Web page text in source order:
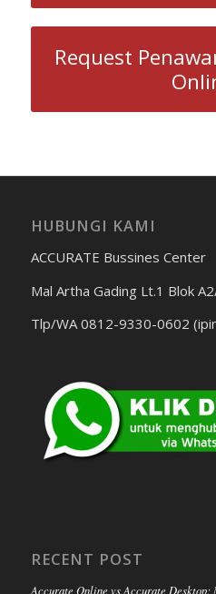
Request
HUBUNGI KAMI
ACCURATE Bussines Center
Mal Artha Gading Lt.1 Blok
Tlp/WA 0812-9330-0602
RECENT POST
Accurate Online vs Accurate Desktop: